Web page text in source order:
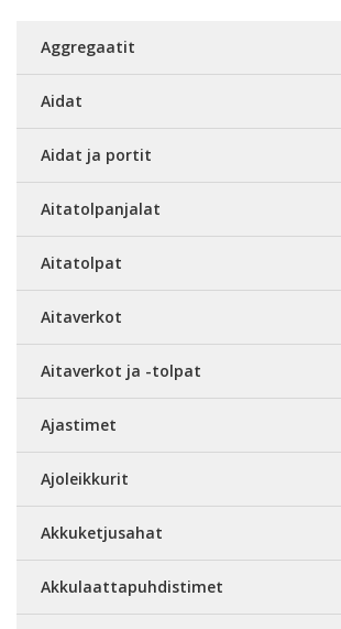
Aggregaatit
Aidat
Aidat ja portit
Aitatolpanjalat
Aitatolpat
Aitaverkot
Aitaverkot ja -tolpat
Ajastimet
Ajoleikkurit
Akkuketjusahat
Akkulaattapuhdistimet